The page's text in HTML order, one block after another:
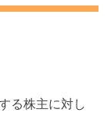
る株主に対し